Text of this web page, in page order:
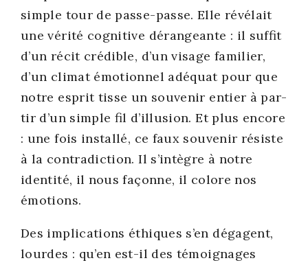
simple tour de passe-passe. Elle révé­lait
une véri­té cog­ni­tive déran­geante : il suf­fit
d’un récit cré­dible, d’un visage fami­lier,
d’un cli­mat émo­tion­nel adé­quat pour que
notre esprit tisse un sou­ve­nir entier à par­
tir d’un simple fil d’illusion. Et plus encore
: une fois ins­tal­lé, ce faux sou­ve­nir résiste
à la contra­dic­tion. Il s’intègre à notre
iden­ti­té, il nous façonne, il colore nos
émo­tions.
Des impli­ca­tions éthiques s’en dégagent,
lourdes : qu’en est-il des témoi­gnages